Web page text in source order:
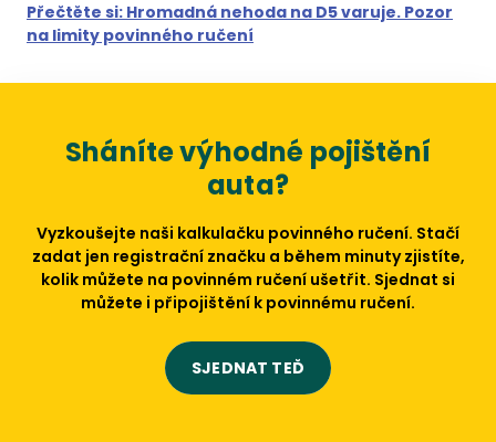
Přečtěte si: Hromadná nehoda na D5 varuje. Pozor
na limity povinného ručení
Sháníte výhodné pojištění
auta?
Vyzkoušejte naši kalkulačku povinného ručení. Stačí
zadat jen registrační značku a během minuty zjistíte,
kolik můžete na povinném ručení ušetřit. Sjednat si
můžete i připojištění k povinnému ručení.
SJEDNAT TEĎ